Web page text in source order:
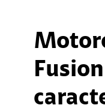
Fusion